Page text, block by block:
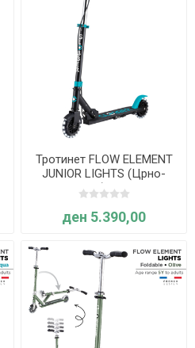
Тротинет FLOW ELEMENT
JUNIOR LIGHTS (Црно-
тиркизен) - Globber
ден 5.390,00